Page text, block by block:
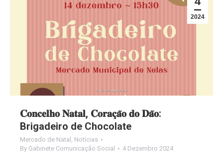
2024
𝐂𝐨𝐧𝐜𝐞𝐥𝐡𝐨 𝐍𝐚𝐭𝐚𝐥, 𝐂𝐨𝐫𝐚𝐜̧𝐚̃𝐨 𝐝𝐨 𝐃𝐚̃𝐨:
Brigadeiro de Chocolate
Mercado de Natal , Notícias
By Gabinete Comunicação Social 4 Dezembro 2024